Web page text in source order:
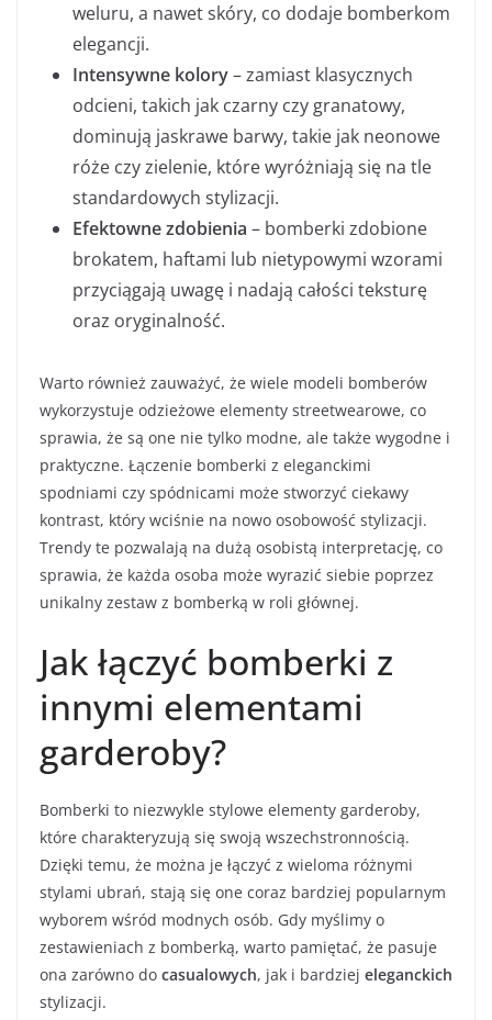
weluru, a nawet skóry, co dodaje bomberkom
elegancji.
Intensywne kolory– zamiast klasycznych
odcieni, takich jak czarny czy granatowy,
dominują jaskrawe barwy, takie jak neonowe
róże czy zielenie, które wyróżniają się na tle
standardowych stylizacji.
Efektowne zdobienia – bomberki zdobione
brokatem, haftami lub nietypowymi wzorami
przyciągają uwagę i nadają całości teksturę
oraz oryginalność.
Warto również zauważyć, że wiele modeli bomberów
wykorzystuje odzieżowe elementy streetwearowe, co
sprawia, że są one nie tylko modne, ale także wygodne i
praktyczne. Łączenie bomberki z eleganckimi
spodniami czy spódnicami może stworzyć ciekawy
kontrast, który wciśnie na nowo osobowość stylizacji.
Trendy te pozwalają na dużą osobistą interpretację, co
sprawia, że każda osoba może wyrazić siebie poprzez
unikalny zestaw z bomberką w roli głównej.
Jak łączyć bomberki z
innymi elementami
garderoby?
Bomberki to niezwykle stylowe elementy garderoby,
które charakteryzują się swoją wszechstronnością.
Dzięki temu, że można je łączyć z wieloma różnymi
stylami ubrań, stają się one coraz bardziej popularnym
wyborem wśród modnych osób. Gdy myślimy o
zestawieniach z bomberką, warto pamiętać, że pasuje
ona zarówno do casualowych, jak i bardziej eleganckich
stylizacji.